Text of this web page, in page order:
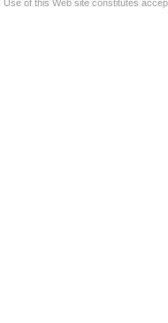
Use of this Web site constitutes